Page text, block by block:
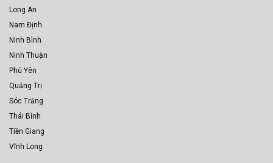
Long An
Nam Định
Ninh Bình
Ninh Thuận
Phú Yên
Quảng Trị
Sóc Trăng
Thái Bình
Tiền Giang
Vĩnh Long